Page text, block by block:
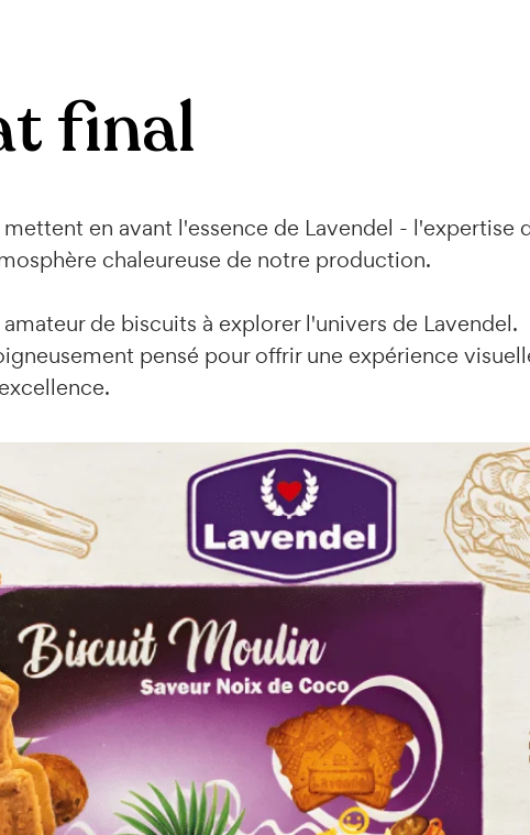
final
mettent en avant l'essence de Lavendel - l'expertise
chaleureuse de notre production.
de biscuits à explorer l'univers de Lavendel.
pensé pour offrir une expérience